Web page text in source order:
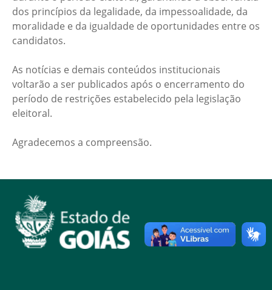
dos princípios da legalidade, da impessoalidade, da
moralidade e da igualdade de oportunidades entre os
candidatos.
As notícias e demais conteúdos institucionais
voltarão a ser publicados após o encerramento do
período de restrições estabelecido pela legislação
eleitoral.
Agradecemos a compreensão.